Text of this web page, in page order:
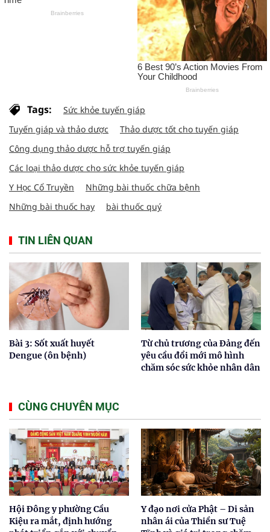
Tags:
Sức khỏe tuyến giáp
Tuyến giáp và thảo dược
Thảo dược tốt cho tuyến giáp
Công dụng thảo dược hỗ trợ tuyến giáp
Các loại thảo dược cho sức khỏe tuyến giáp
Y Học Cổ Truyền
Những bài thuốc chữa bệnh
Những bài thuốc hay
bài thuốc quý
TIN LIÊN QUAN
Bài 3: Sốt xuất huyết
Dengue (ôn bệnh)
Từ chủ trương của Đảng đến
yêu cầu đổi mới mô hình
chăm sóc sức khỏe nhân dân
CÙNG CHUYÊN MỤC
Hội Đông y phường Cầu
Kiệu ra mắt, định hướng
Y đạo nơi cửa Phật – Di sản
nhân ái của Thiền sư Tuệ